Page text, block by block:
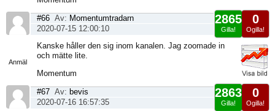
Anmäl
0
Ogilla!
2865
Gilla!
#66 Av: Momentumtradarn
2020-07-15 12:00:10
Kanske håller den sig inom kanalen. Jag zoomade in
och mätte lite.
Momentum
0
Ogilla!
2863
Gilla!
#67 Av: bevis
2020-07-16 16:57:35